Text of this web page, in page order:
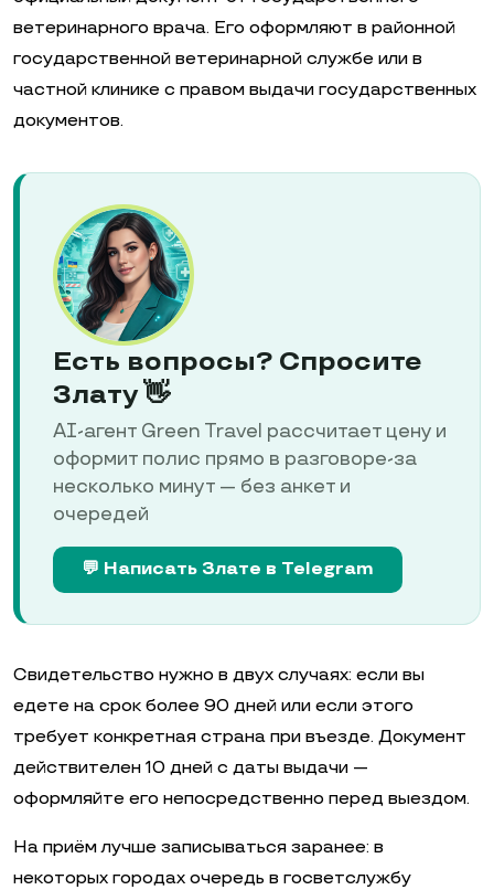
ветеринарного врача. Его оформляют в районной
государственной ветеринарной службе или в
частной клинике с правом выдачи государственных
документов.
Есть вопросы? Спросите
Злату 👋
AI-агент Green Travel рассчитает цену и
оформит полис прямо в разговоре-за
несколько минут — без анкет и
очередей
💬 Написать Злате в Telegram
Свидетельство нужно в двух случаях: если вы
едете на срок более 90 дней или если этого
требует конкретная страна при въезде. Документ
действителен 10 дней с даты выдачи —
оформляйте его непосредственно перед выездом.
На приём лучше записываться заранее: в
некоторых городах очередь в госветслужбу